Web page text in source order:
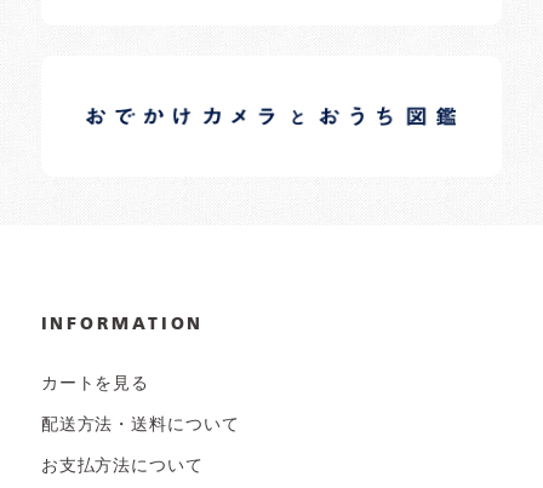
日常の様子など随時更新中です。
INFORMATION
カートを見る
配送方法・送料について
お支払方法について